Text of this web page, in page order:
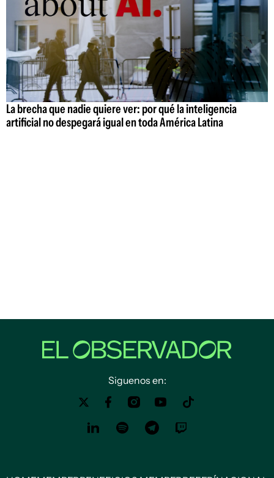
La brecha que nadie quiere ver: por qué la inteligencia
artificial no despegará igual en toda América Latina
Siguenos en: